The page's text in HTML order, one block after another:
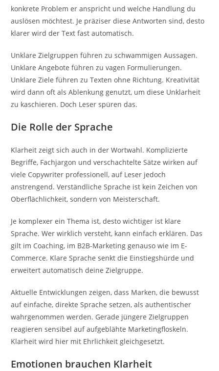
konkrete Problem er anspricht und welche Handlung du
auslösen möchtest. Je präziser diese Antworten sind, desto
klarer wird der Text fast automatisch.
Unklare Zielgruppen führen zu schwammigen Aussagen.
Unklare Angebote führen zu vagen Formulierungen.
Unklare Ziele führen zu Texten ohne Richtung. Kreativität
wird dann oft als Ablenkung genutzt, um diese Unklarheit
zu kaschieren. Doch Leser spüren das.
Die Rolle der Sprache
Klarheit zeigt sich auch in der Wortwahl. Komplizierte
Begriffe, Fachjargon und verschachtelte Sätze wirken auf
viele Copywriter professionell, auf Leser jedoch
anstrengend. Verständliche Sprache ist kein Zeichen von
Oberflächlichkeit, sondern von Meisterschaft.
Je komplexer ein Thema ist, desto wichtiger ist klare
Sprache. Wer wirklich versteht, kann einfach erklären. Das
gilt im Coaching, im B2B-Marketing genauso wie im E-
Commerce. Klare Sprache senkt die Einstiegshürde und
erweitert automatisch deine Zielgruppe.
Aktuelle Entwicklungen zeigen, dass Marken, die bewusst
auf einfache, direkte Sprache setzen, als authentischer
wahrgenommen werden. Gerade jüngere Zielgruppen
reagieren sensibel auf aufgeblähte Marketingfloskeln.
Klarheit wird hier mit Ehrlichkeit gleichgesetzt.
Emotionen brauchen Klarheit